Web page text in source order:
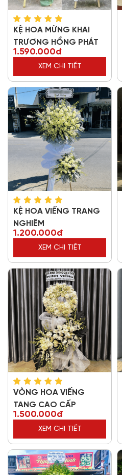
KỆ HOA MỪNG KHAI
TRƯƠNG HỒNG PHÁT
1.590.000đ
XEM CHI TIẾT
KỆ HOA VIẾNG TRANG
NGHIÊM
1.200.000đ
XEM CHI TIẾT
VÒNG HOA VIẾNG
TANG CAO CẤP
1.500.000đ
XEM CHI TIẾT